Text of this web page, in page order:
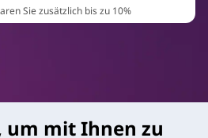
Sie zusätzlich bis zu 10%
um mit Ihnen zu